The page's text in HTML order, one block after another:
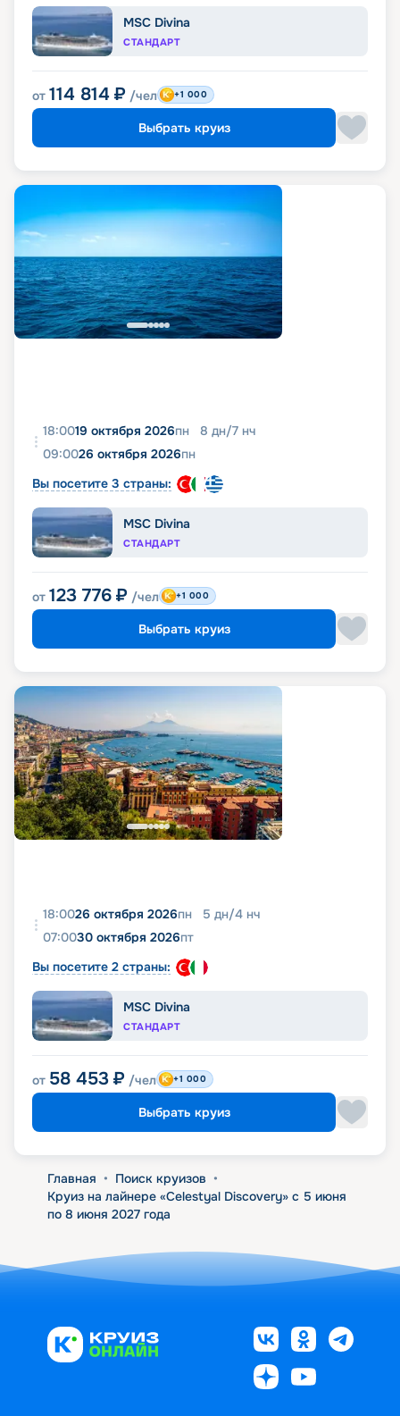
MSC Divina
СТАНДАРТ
от 114 814 ₽ /чел +1 000
Выбрать круиз
18:0019 октября 2026пн 8 дн/7 нч
09:0026 октября 2026пн
Вы посетите 3 страны:
MSC Divina
СТАНДАРТ
от 123 776 ₽ /чел +1 000
Выбрать круиз
18:0026 октября 2026пн 5 дн/4 нч
07:0030 октября 2026пт
Вы посетите 2 страны:
MSC Divina
СТАНДАРТ
от 58 453 ₽ /чел +1 000
Выбрать круиз
Главная • Поиск круизов •
Круиз на лайнере «Celestyal Discovery» с 5 июня
по 8 июня 2027 года